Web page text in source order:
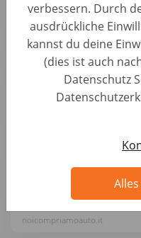
verbessern. Durch
ausdrückliche
kannst du deine
(dies ist auch
Datenschutz
Sachbearbeiter
(d/m/w)
Backoffice & Operational
AUTO1 Group
Addetto/a Acquisti
noicompriamoauto.it